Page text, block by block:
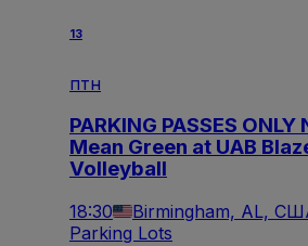
13
птн
PARKING PASSES
Mean Green at UAB
Volleyball
18:30 Birmingham, AL,
Parking Lots